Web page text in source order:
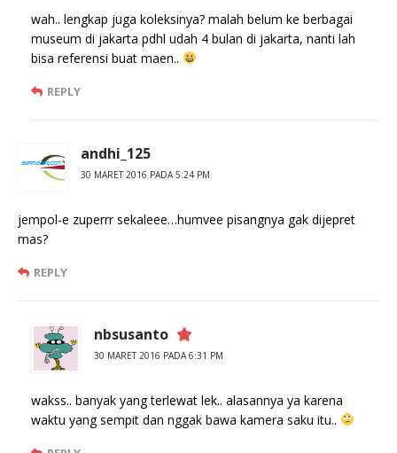
wah.. lengkap juga koleksinya? malah belum ke berbagai
museum di jakarta pdhl udah 4 bulan di jakarta, nanti lah
bisa referensi buat maen..
REPLY
andhi_125
30 MARET 2016 PADA 5:24 PM
jempol-e zuperrr sekaleee…humvee pisangnya gak dijepret
mas?
REPLY
nbsusanto
30 MARET 2016 PADA 6:31 PM
wakss.. banyak yang terlewat lek.. alasannya ya karena
waktu yang sempit dan nggak bawa kamera saku itu..